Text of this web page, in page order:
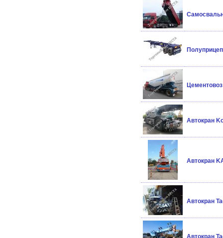
Автокран
Автокран
Автокран
Автокран